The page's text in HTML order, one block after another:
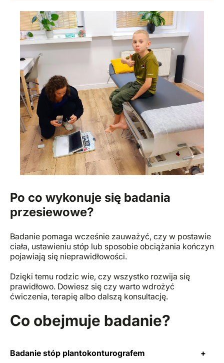
Po co wykonuje się badania
przesiewowe?
Badanie pomaga wcześnie zauważyć, czy w postawie
ciała, ustawieniu stóp lub sposobie obciążania kończyn
pojawiają się nieprawidłowości.
Dzięki temu rodzic wie, czy wszystko rozwija się
prawidłowo. Dowiesz się czy warto wdrożyć
ćwiczenia, terapię albo dalszą konsultację.
Co obejmuje badanie?
Badanie stóp plantokonturografem +